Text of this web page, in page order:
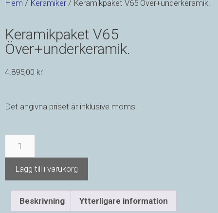
Hem / Keramiker/ Keramikpaket V65 Över+underkeramik.
Keramikpaket V65
Över+underkeramik.
4.895,00 kr
Det angivna priset är inklusive moms.
Lägg till i varukorg
Beskrivning Ytterligare information